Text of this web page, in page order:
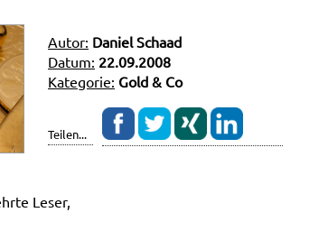
Autor: Daniel Schaad
Datum: 22.09.2008
Kategorie: Gold & Co
Teilen...
Leser,